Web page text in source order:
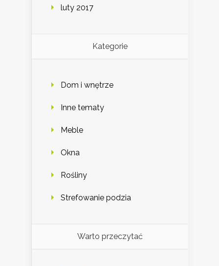
luty 2017
Kategorie
Dom i wnętrze
Inne tematy
Meble
Okna
Rośliny
Strefowanie podzia
Warto przeczytać